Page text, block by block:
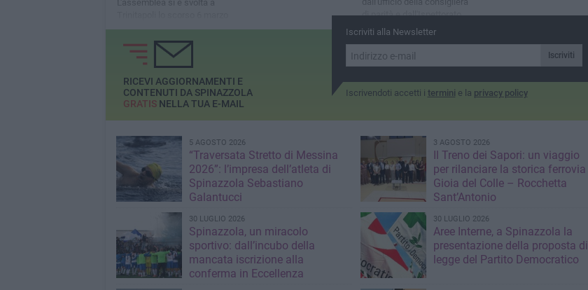
L'assemblea si è svolta a
di parità e dall'Ispettorato
del lavoro
Iscriviti alla Newsletter
Iscriviti
Iscrivendoti accetti i termini e la privacy policy
RICEVI AGGIORNAMENTI E
CONTENUTI DA SPINAZZOLA
GRATISNELLA TUA E-MAIL
5 AGOSTO 2026
“Traversata Stretto di Messina
2026”: l’impresa dell’atleta di
Spinazzola Sebastiano
Galantucci
3 AGOSTO 2026
Il Treno dei Sapori: un viaggio
per rilanciare la storica ferrovia
Gioia del Colle – Rocchetta
Sant’Antonio
30 LUGLIO 2026
Spinazzola, un miracolo
sportivo: dall’incubo della
mancata iscrizione alla
conferma in Eccellenza
30 LUGLIO 2026
Aree Interne, a Spinazzola la
presentazione della proposta di
legge del Partito Democratico